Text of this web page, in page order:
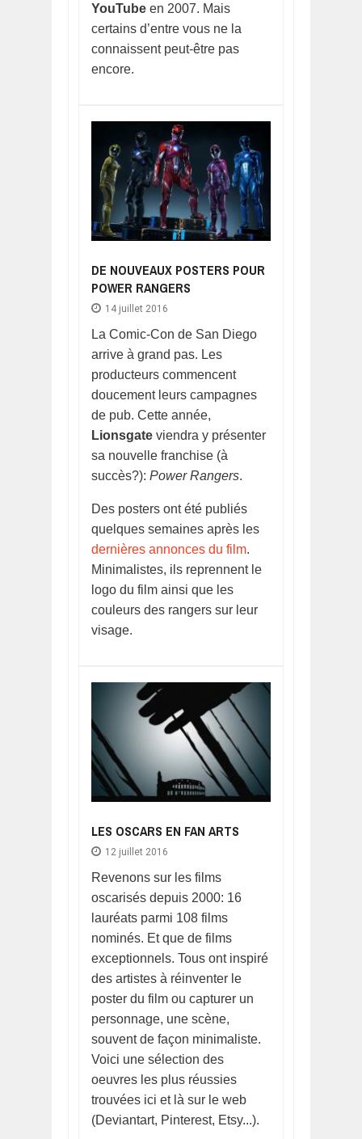
YouTube en 2007. Mais
certains d’entre vous ne la
connaissent peut-être pas
encore.
DE NOUVEAUX POSTERS POUR
POWER RANGERS
14 juillet 2016
La Comic-Con de San Diego
arrive à grand pas. Les
producteurs commencent
doucement leurs campagnes
de pub. Cette année,
Lionsgate viendra y présenter
sa nouvelle franchise (à
succès?): Power Rangers.
Des posters ont été publiés
quelques semaines après les
dernières annonces du film.
Minimalistes, ils reprennent le
logo du film ainsi que les
couleurs des rangers sur leur
visage.
LES OSCARS EN FAN ARTS
12 juillet 2016
Revenons sur les films
oscarisés depuis 2000: 16
lauréats parmi 108 films
nominés. Et que de films
exceptionnels. Tous ont inspiré
des artistes à réinventer le
poster du film ou capturer un
personnage, une scène,
souvent de façon minimaliste.
Voici une sélection des
oeuvres les plus réussies
trouvées ici et là sur le web
(Deviantart, Pinterest, Etsy...).